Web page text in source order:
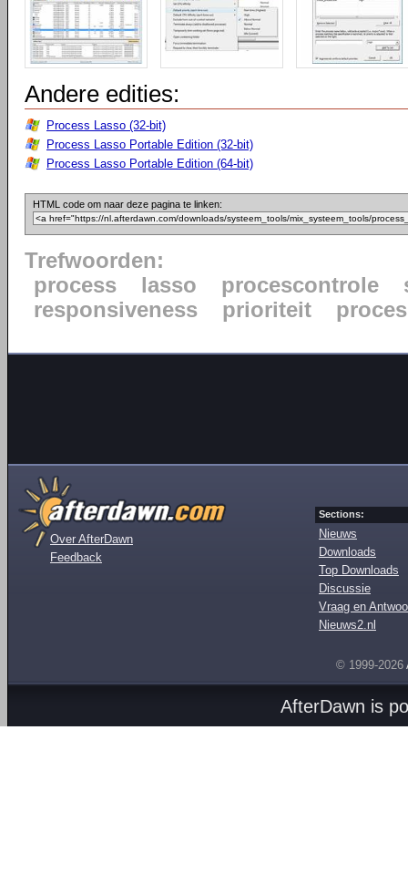
Andere edities:
Process Lasso (32-bit)
Process Lasso Portable Edition (32-bit)
Process Lasso Portable Edition (64-bit)
HTML code om naar deze pagina te linken:
Trefwoorden:
process
lasso procescontrole
responsiveness
prioriteit
Over AfterDawn
Feedback
Sections:
Nieuws
Downloads
Top Downloads
Discussie
Vraag en
Nieuws2.nl
© 1999-2026
AfterDawn is